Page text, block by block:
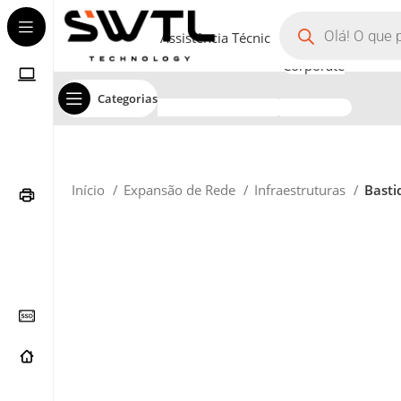
Categorias
Assistência Técnica
Corporate
Início Expansão de Rede Infraestruturas